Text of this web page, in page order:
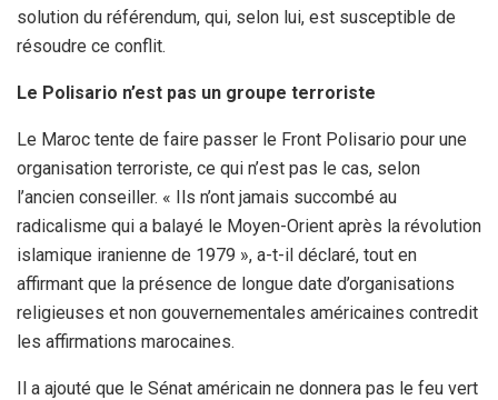
solution du référendum, qui, selon lui, est susceptible de
résoudre ce conflit.
Le Polisario n’est pas un groupe terroriste
Le Maroc tente de faire passer le Front Polisario pour une
organisation terroriste, ce qui n’est pas le cas, selon
l’ancien conseiller. « Ils n’ont jamais succombé au
radicalisme qui a balayé le Moyen-Orient après la révolution
islamique iranienne de 1979 », a-t-il déclaré, tout en
affirmant que la présence de longue date d’organisations
religieuses et non gouvernementales américaines contredit
les affirmations marocaines.
Il a ajouté que le Sénat américain ne donnera pas le feu vert